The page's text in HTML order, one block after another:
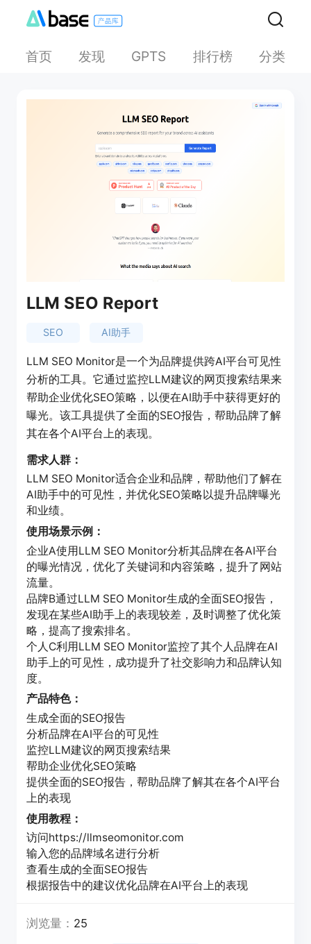
首页 发现 GPTS 排行榜 分类
LLM SEO Report
SEO AI助手
LLM SEO Monitor是一个为品牌提供跨AI平台可见性
分析的工具。它通过监控LLM建议的网页搜索结果来
帮助企业优化SEO策略，以便在AI助手中获得更好的
曝光。该工具提供了全面的SEO报告，帮助品牌了解
其在各个AI平台上的表现。
需求人群：
LLM SEO Monitor适合企业和品牌，帮助他们了解在
AI助手中的可见性，并优化SEO策略以提升品牌曝光
和业绩。
使用场景示例：
企业A使用LLM SEO Monitor分析其品牌在各AI平台
的曝光情况，优化了关键词和内容策略，提升了网站
流量。
品牌B通过LLM SEO Monitor生成的全面SEO报告，
发现在某些AI助手上的表现较差，及时调整了优化策
略，提高了搜索排名。
个人C利用LLM SEO Monitor监控了其个人品牌在AI
助手上的可见性，成功提升了社交影响力和品牌认知
度。
产品特色：
生成全面的SEO报告
分析品牌在AI平台的可见性
监控LLM建议的网页搜索结果
帮助企业优化SEO策略
提供全面的SEO报告，帮助品牌了解其在各个AI平台
上的表现
使用教程：
访问https://llmseomonitor.com
输入您的品牌域名进行分析
查看生成的全面SEO报告
根据报告中的建议优化品牌在AI平台上的表现
浏览量： 25